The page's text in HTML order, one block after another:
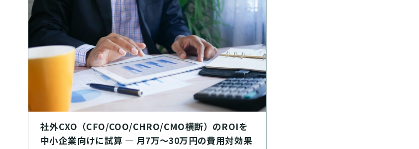
社外CXO（CFO/COO/CHRO/CMO横断）のROIを
中小企業向けに試算 — 月7万〜30万円の費用対効果